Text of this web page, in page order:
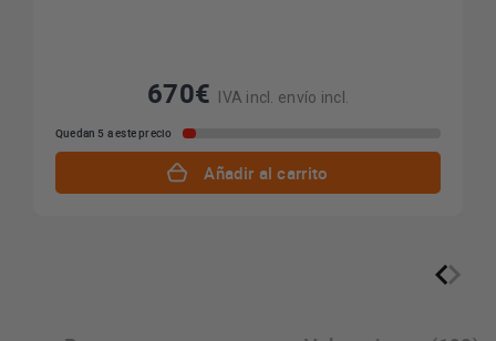
670€ IVA incl. envío incl.
Quedan 5 a este precio
Añadir al carrito